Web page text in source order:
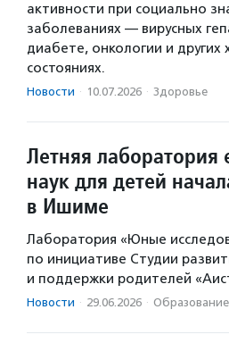
активности при социально
заболеваниях — вирусных
диабете, онкологии и других
состояниях.
Новости · 10.07.2026 · Здоровье
Летняя лаборатория
наук для детей
в Ишиме
Лаборатория «Юные
по инициативе Студии
и поддержки родителей
Новости · 29.06.2026 · Образование